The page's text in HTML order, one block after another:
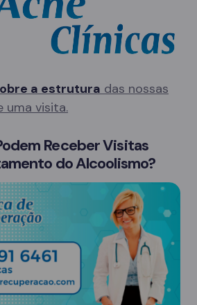
a estrutura das nossas
uma visita.
Receber Visitas
do Alcoolismo?